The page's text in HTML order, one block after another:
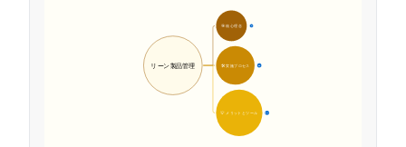
🎯 核心理念 9
🛠️ 実施プロセス
💡 メリットとツール 17
リーン製品管理